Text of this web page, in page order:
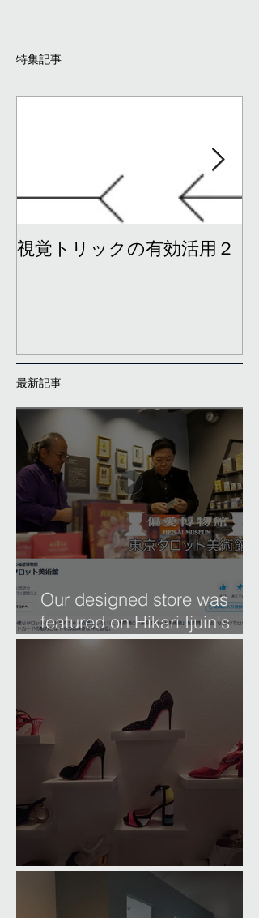
特集記事
視覚トリックの有効活用２
最新記事
Our designed store was
featured on Hikari Ijuin's
'Museum of Affection.
Comfortable Home Office